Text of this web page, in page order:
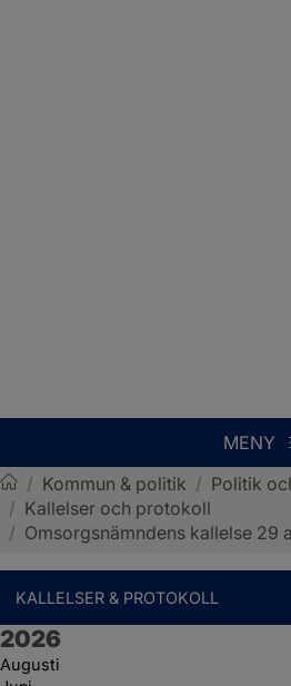
MENY
Sotenäs kommun
/ Kommun & politik / Politik
/ Kallelser och protokoll
/ Omsorgsnämndens kallelse 29
KALLELSER & PROTOKOLL
År:
2026
Augusti